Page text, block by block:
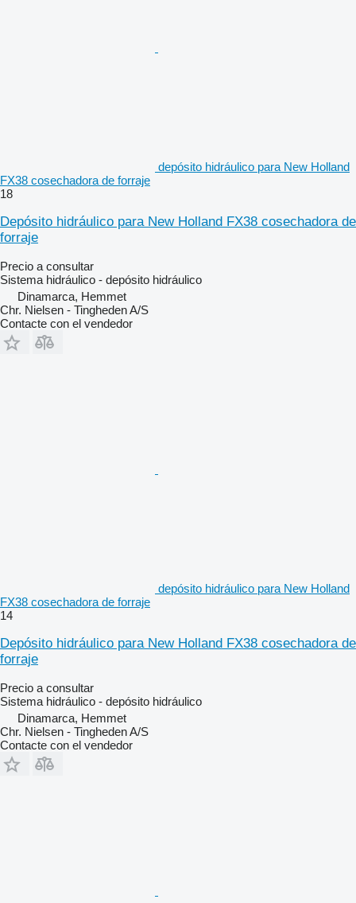
depósito hidráulico para New Holland
FX38 cosechadora de forraje
18
Depósito hidráulico para New Holland FX38 cosechadora de
forraje
Precio a consultar
Sistema hidráulico - depósito hidráulico
Dinamarca, Hemmet
Chr. Nielsen - Tingheden A/S
Contacte con el vendedor
depósito hidráulico para New Holland
FX38 cosechadora de forraje
14
Depósito hidráulico para New Holland FX38 cosechadora de
forraje
Precio a consultar
Sistema hidráulico - depósito hidráulico
Dinamarca, Hemmet
Chr. Nielsen - Tingheden A/S
Contacte con el vendedor